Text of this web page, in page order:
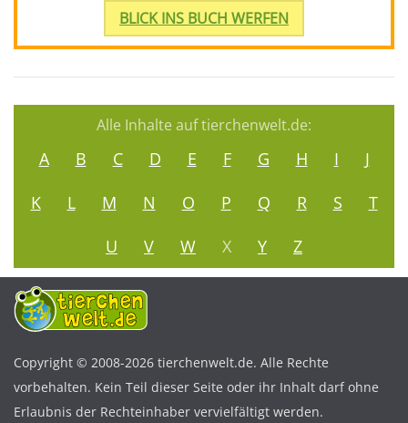
BLICK INS BUCH WERFEN
Alle Inhalte auf tierchenwelt.de:
A B C D E F G H I
J
K
L M N O P Q R S
T
U
V W X Y Z
Copyright © 2008-2026 tierchenwelt.de. Alle Rechte
vorbehalten. Kein Teil dieser Seite oder ihr Inhalt darf ohne
Erlaubnis der Rechteinhaber vervielfältigt werden.